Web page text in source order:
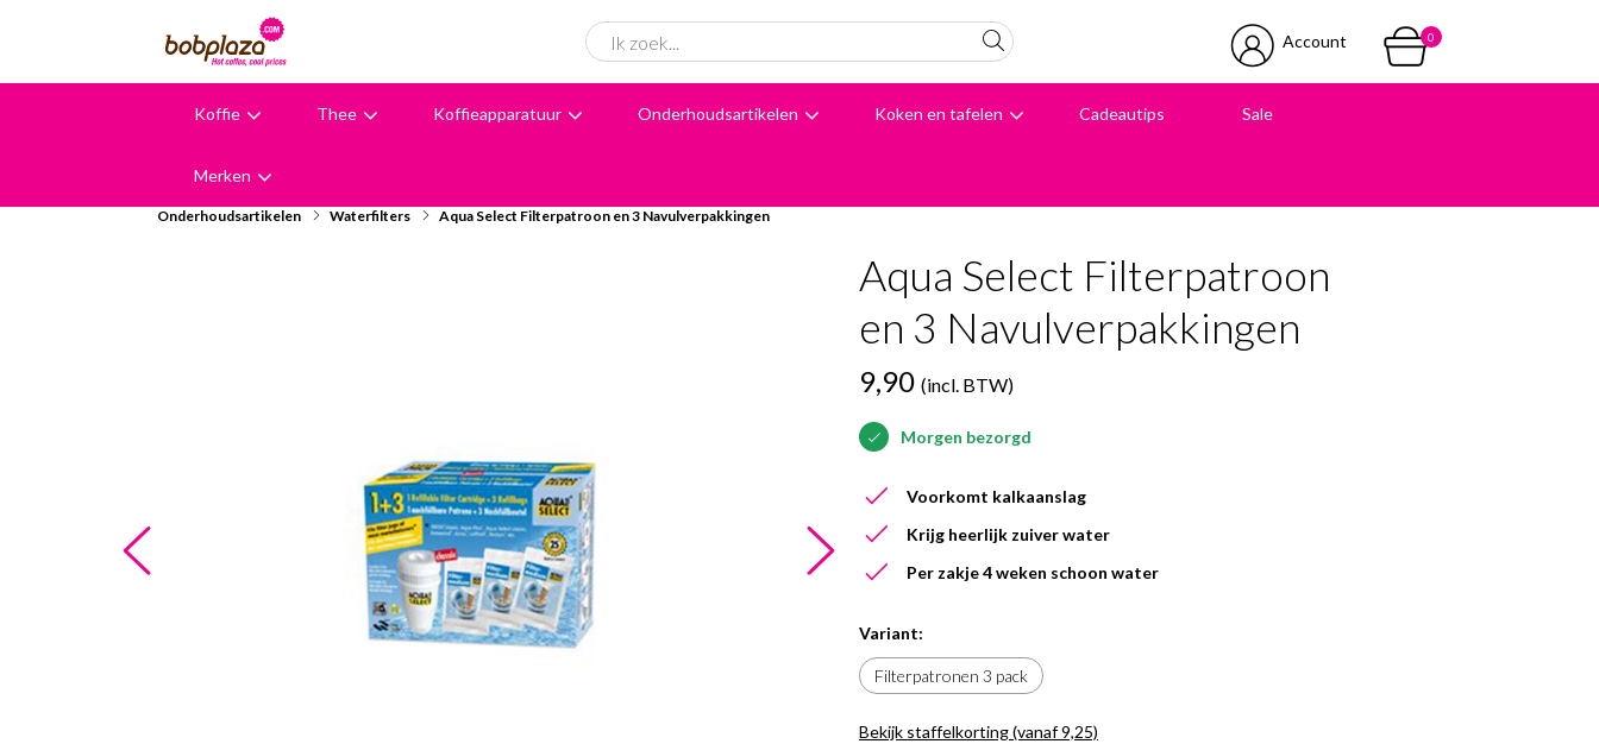
Account 0
Koffie Thee Koffieapparatuur Onderhoudsartikelen Koken en tafelen Cadeautips Sale
Merken
Onderhoudsartikelen Waterfilters Aqua Select Filterpatroon en 3 Navulverpakkingen
Aqua Select Filterpatroon
en 3 Navulverpakkingen
9,90 (incl. BTW)
Morgen bezorgd
Voorkomt kalkaanslag
Krijg heerlijk zuiver water
Per zakje 4 weken schoon water
Variant:
Filterpatronen 3 pack
Bekijk staffelkorting (vanaf 9,25)